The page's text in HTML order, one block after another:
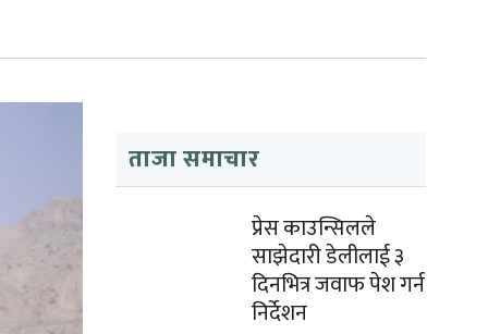
ताजा समाचार
प्रेस काउन्सिलले
साझेदारी डेलीलाई ३
दिनभित्र जवाफ पेश गर्न
निर्देशन